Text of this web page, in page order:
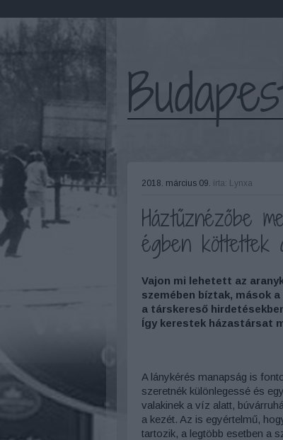
2018. március 09. írta: Lynxa
Háztűznézőbe
égben köttettek
Vajon mi lehetett az
szemében bíztak, mások
a társkereső
Így kerestek házastársat
A lánykérés manapság is
szeretnék különlegessé és
valakinek a víz alatt,
a kezét. Az is egyértelmű,
tartozik, a legtöbb esetben a